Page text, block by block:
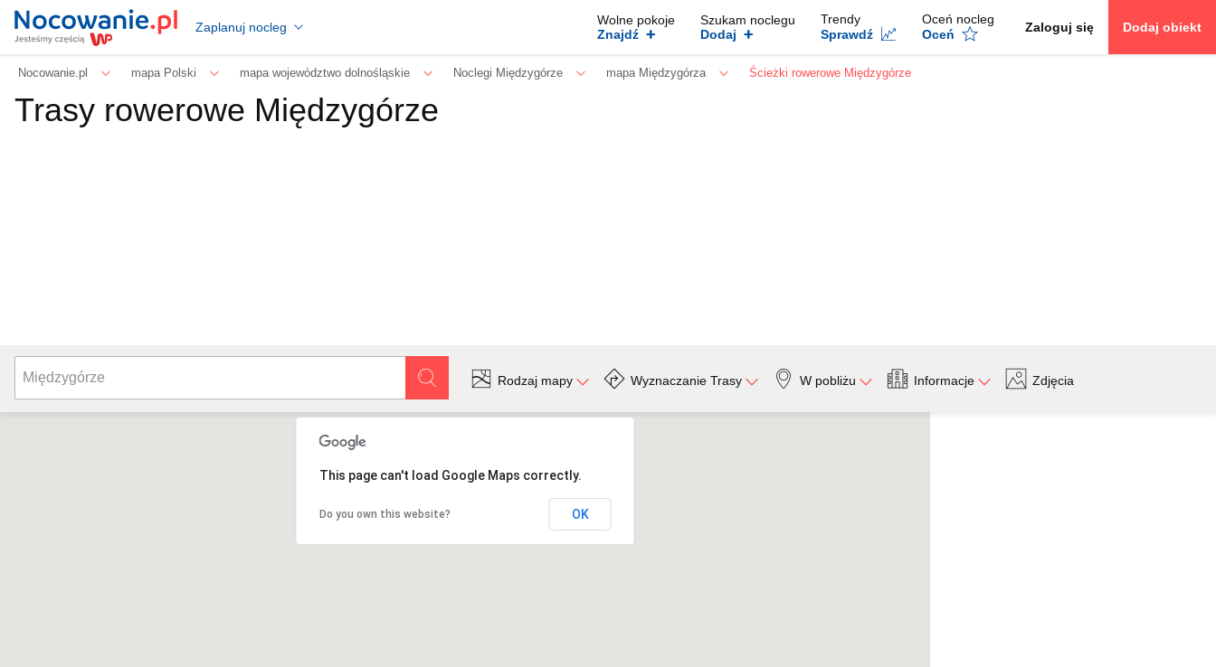
Zaplanuj nocleg
Wolne pokoje
Znajdź +
Szukam noclegu
Dodaj +
Trendy
Sprawdź
Oceń nocleg
Oceń
Zaloguj się Dodaj obiekt
Nocowanie.pl mapa Polski mapa województwo dolnośląskie Noclegi Międzygórze mapa Międzygórza Ścieżki rowerowe Międzygórze
Trasy rowerowe Międzygórze
Rodzaj mapy Wyznaczanie Trasy W pobliżu Informacje Zdjęcia
This page can't load Google Maps correctly.
Do you own this website? OK